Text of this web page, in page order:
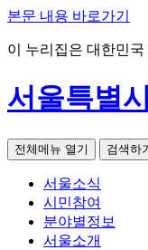
본문 내용 바로가기
이 누리집은 대한민
서울특별시
전체메뉴 열기 검색하
서울소식
시민참여
분야별정보
서울소개